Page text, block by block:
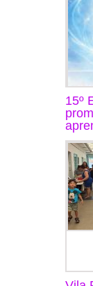
15º